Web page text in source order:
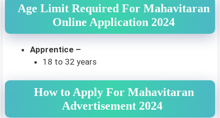
Age Limit Required For Mahavitaran
Online Application 2024
Apprentice –
18 to 32 years
How to Apply For Mahavitaran
Advertisement 2024